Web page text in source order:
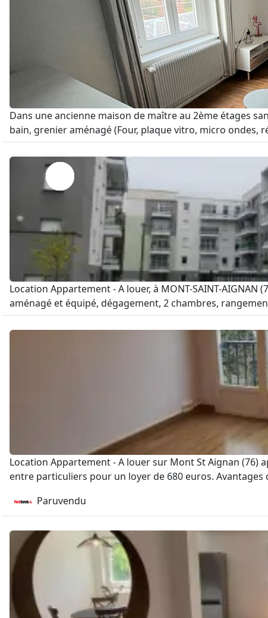
Dans une ancienne maison de maître au 2ème étages
bain, grenier aménagé (Four, plaque vitro, micro ondes,
Location Appartement - A louer, à MONT-SAINT-AIGNAN
aménagé et équipé, dégagement, 2 chambres,
Location Appartement - A louer sur Mont St Aignan (76)
entre particuliers pour un loyer de 680 euros.
Paruvendu